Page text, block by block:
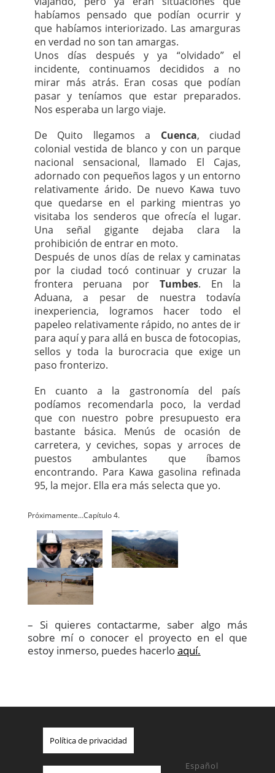
habíamos pensado que podían ocurrir y
que habíamos interiorizado. Las amarguras
en verdad no son tan amargas.
Unos días después y ya “olvidado” el
incidente, continuamos decididos a no
mirar más atrás. Eran cosas que podían
pasar y teníamos que estar preparados.
Nos esperaba un largo viaje.
De Quito llegamos a Cuenca, ciudad
colonial vestida de blanco y con un parque
nacional sensacional, llamado El Cajas,
adornado con pequeños lagos y un entorno
relativamente árido. De nuevo Kawa tuvo
que quedarse en el parking mientras yo
visitaba los senderos que ofrecía el lugar.
Una señal gigante dejaba clara la
prohibición de entrar en moto.
Después de unos días de relax y caminatas
por la ciudad tocó continuar y cruzar la
frontera peruana por Tumbes. En la
Aduana, a pesar de nuestra todavía
inexperiencia, logramos hacer todo el
papeleo relativamente rápido, no antes de ir
para aquí y para allá en busca de fotocopias,
sellos y toda la burocracia que exige un
paso fronterizo.
En cuanto a la gastronomía del país
podíamos recomendarla poco, la verdad
que con nuestro pobre presupuesto era
bastante básica. Menús de ocasión de
carretera, y ceviches, sopas y arroces de
puestos ambulantes que íbamos
encontrando. Para Kawa gasolina refinada
95, la mejor. Ella era más selecta que yo.
Próximamente…Capítulo 4.
– Si quieres contactarme, saber algo más
sobre mí o conocer el proyecto en el que
estoy inmerso, puedes hacerloaquí.
Política de privacidad
Español